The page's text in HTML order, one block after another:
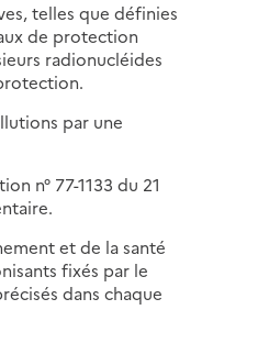
telles que définies
de protection
radionucléides
par une
n° 77-1133 du 21
et de la santé
fixés par le
dans chaque